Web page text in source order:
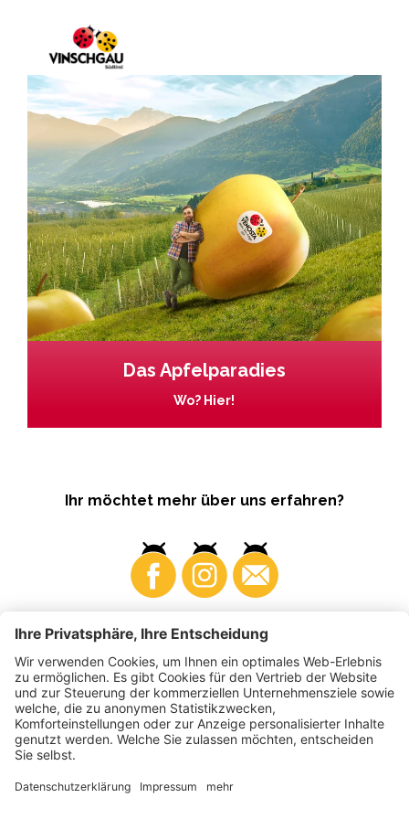
Das Apfelparadies
Wo? Hier!
Ihr möchtet mehr über uns erfahren?
Business Produzenten
2026
VI.P Gen. landw. Gesellschaft